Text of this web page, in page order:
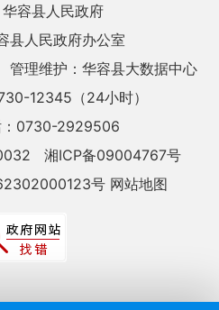
容县人民政府
县人民政府办公室
管理维护：华容县大数据中心
12345（24小时）
：0730-2929506
湘ICP备09004767号
号 网站地图